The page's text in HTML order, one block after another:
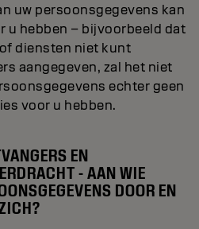
uw persoonsgegevens kan
u hebben – bijvoorbeeld dat
diensten niet kunt
aangegeven, zal het niet
echter geen
voor u hebben.
EN
- AAN WIE
DOOR EN